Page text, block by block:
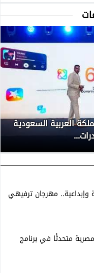
رينو 16 في المملكة العربية السعودية
مهرجان ترفيهي
متحدثًا في برنامج